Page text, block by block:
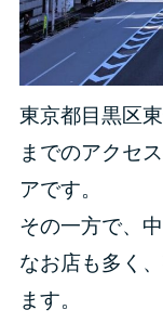
東京都目黒区
までのアクセ
アです。
その一方で、
なお店も多く
ます。